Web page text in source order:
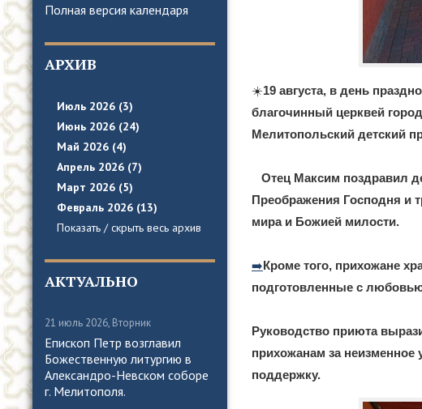
Полная версия календаря
АРХИВ
Июль 2026 (3)
Июнь 2026 (24)
Май 2026 (4)
Апрель 2026 (7)
Март 2026 (5)
Февраль 2026 (13)
Показать / скрыть весь архив
АКТУАЛЬНО
21 июль 2026, Вторник
Епископ Петр возглавил
Божественную литургию в
Александро-Невском соборе
г. Мелитополя.
☀️19 августа, в день
благочинный церквей
Мелитопольский детский
Отец Максим поздравил
Преображения Господня и
мира и Божией милости.
➡️Кроме того, прихожане
подготовленные с
Руководство приюта
прихожанам за
поддержку.